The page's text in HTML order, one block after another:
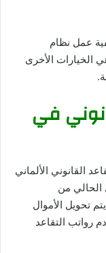
عمل نظام
الخيارات الأخرى
في
القانوني الألماني
الحالي من
تحويل الأموال
رواتب التقاعد